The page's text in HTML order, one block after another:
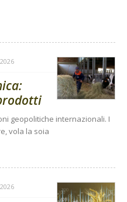
geopolitiche internazionali. I
vola la soia